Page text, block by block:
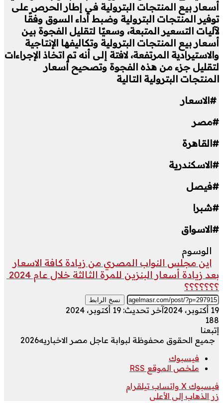
أسعار بيع المنتجات البترولية في إطار الحرص على
توفير المنتجات البترولية وضبط أداء السوق وفقًا
لآليات التسعير المتبعة، وسعيًا لتقليل الفجوة بين
أسعار بيع المنتجات البترولية وتكاليفها الإنتاجية
والاستيرادية المرتفعة، لافتة إلى أنه تم اتخاذ الإجراءات
لتقليل جزء من هذه الفجوة وتصحيح أسعار
المنتجات البترولية التالية
#الاسعار
#مصر
#القاهرة
#الاسكندرية
#فيصل
#شبرا
#الاسواق
الوسوم
اين مجلس النواب المصري من زيادة كافة الاسعار
؟؟؟؟؟؟؟
نسخ الرابط
19 أكتوبر، 2024
آخر تحديث: 19 أكتوبر، 2024
188
إتبعنا
جميع الحقوق محفوظة لبوابة عاجل مصر الاخباريه2026
فيسبوك
ملخص الموقع RSS
فيسبوك ‫X واتساب تيلقرام
زر الذهاب إلى الأعلى